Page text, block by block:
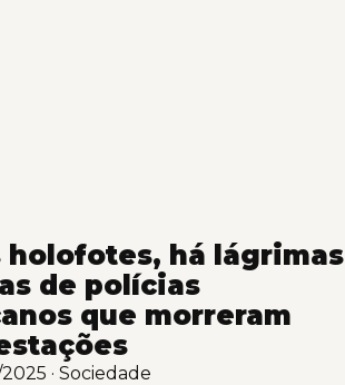
holofotes, há lágrimas
de polícias
que morreram
· Sociedade